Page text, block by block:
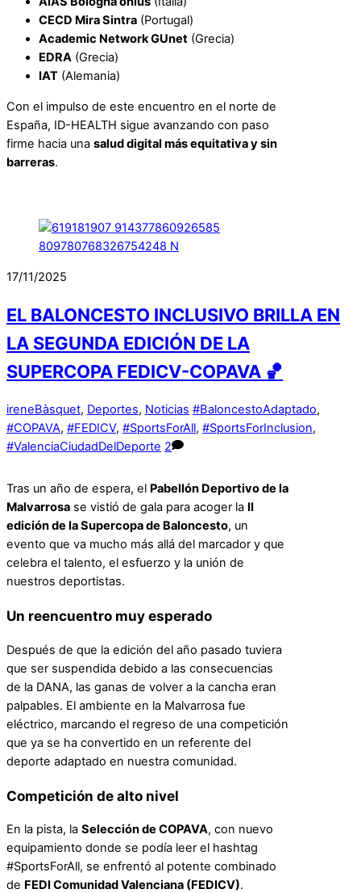
CECD Mira Sintra (Portugal)
Academic Network GUnet (Grecia)
EDRA (Grecia)
IAT (Alemania)
Con el impulso de este encuentro en el norte de
España, ID-HEALTH sigue avanzando con paso
firme hacia una salud digital más equitativa y sin
barreras.
17/11/2025
EL BALONCESTO INCLUSIVO BRILLA EN
LA SEGUNDA EDICIÓN DE LA
SUPERCOPA FEDICV-COPAVA 🏀
ireneBàsquet, Deportes, Noticias #BaloncestoAdaptado,
#COPAVA, #FEDICV, #SportsForAll, #SportsForInclusion,
#ValenciaCiudadDelDeporte 2
Tras un año de espera, el Pabellón Deportivo de la
Malvarrosa se vistió de gala para acoger la II
edición de la Supercopa de Baloncesto, un
evento que va mucho más allá del marcador y que
celebra el talento, el esfuerzo y la unión de
nuestros deportistas.
Un reencuentro muy esperado
Después de que la edición del año pasado tuviera
que ser suspendida debido a las consecuencias
de la DANA, las ganas de volver a la cancha eran
palpables. El ambiente en la Malvarrosa fue
eléctrico, marcando el regreso de una competición
que ya se ha convertido en un referente del
deporte adaptado en nuestra comunidad.
Competición de alto nivel
En la pista, la Selección de COPAVA, con nuevo
equipamiento donde se podía leer el hashtag
#SportsForAll, se enfrentó al potente combinado
de FEDI Comunidad Valenciana (FEDICV).